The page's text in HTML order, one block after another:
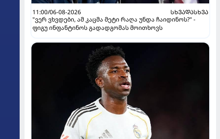
11:00/06-08-2026
ᲡᲮᲕᲐᲓᲐᲡᲮᲕᲐ
"ვერ ვხვდები, ამ კაცმა მეტი რაღა უნდა ჩაიდინოს?" -
ფიგუ ინფანტინოს გადადგომას მოითხოვს